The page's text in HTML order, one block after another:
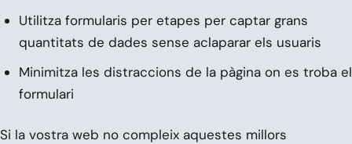
Utilitza formularis per etapes per captar grans
quantitats de dades sense aclaparar els usuaris
Minimitza les distraccions de la pàgina on es troba el
formulari
Si la vostra web no compleix aquestes millors